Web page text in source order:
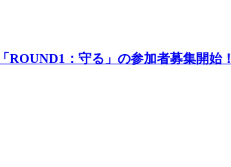
：守る」の参加者募集開始！